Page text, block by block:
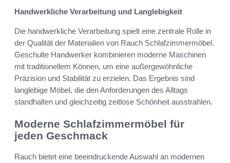
Handwerkliche Verarbeitung und Langlebigkeit
Die handwerkliche Verarbeitung spielt eine zentrale Rolle in
der Qualität der Materialien von Rauch Schlafzimmermöbel.
Geschulte Handwerker kombinieren moderne Maschinen
mit traditionellem Können, um eine außergewöhnliche
Präzision und Stabilität zu erzielen. Das Ergebnis sind
langlebige Möbel, die den Anforderungen des Alltags
standhalten und gleichzeitig zeitlose Schönheit ausstrahlen.
Moderne Schlafzimmermöbel für
jeden Geschmack
Rauch bietet eine beeindruckende Auswahl an modernen